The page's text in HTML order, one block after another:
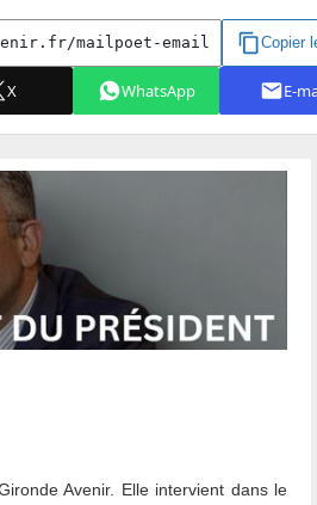
Avenir. Elle intervient dans le